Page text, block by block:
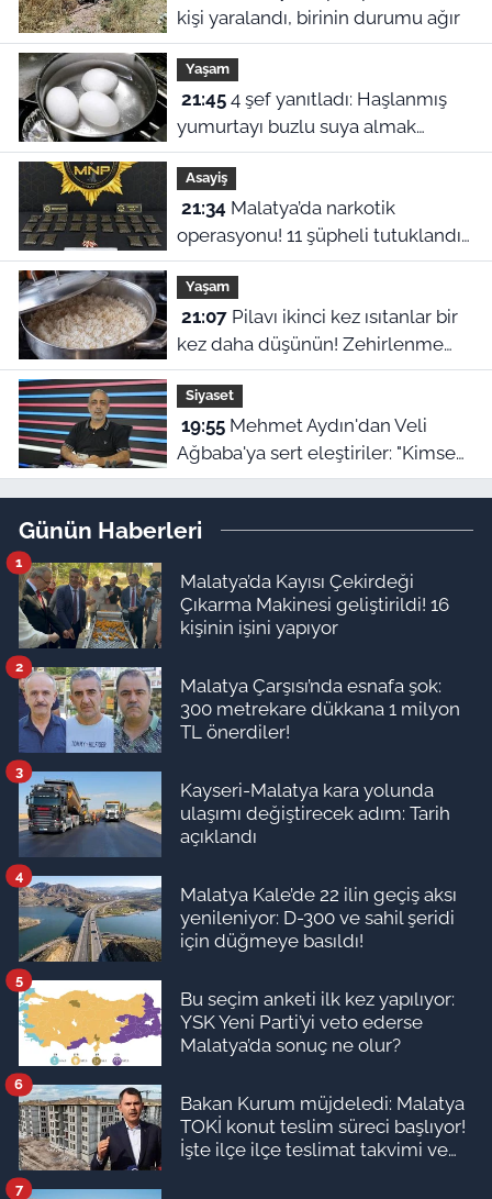
kişi yaralandı, birinin durumu ağır
Yaşam
21:454 şef yanıtladı: Haşlanmış
yumurtayı buzlu suya almak
neden şart?
Asayiş
21:34
operasyonu! 11 şüpheli tutuklandı,
uyuşturucu stoku ele geçirildi
Yaşam
21:07Pilavı ikinci kez ısıtanlar bir
kez daha düşünün! Zehirlenme
riski var
Siyaset
19:55Mehmet Aydın'dan Veli
Ağbaba'ya sert eleştiriler: "Kimse
hukukun üzerinde değil"
Günün Haberleri
Malatya’da Kayısı Çekirdeği
Çıkarma Makinesi geliştirildi! 16
kişinin işini yapıyor
1
Malatya Çarşısı’nda esnafa şok:
300 metrekare dükkana 1 milyon
TL önerdiler!
2
Kayseri-Malatya kara yolunda
ulaşımı değiştirecek adım: Tarih
açıklandı
3
Malatya Kale’de 22 ilin geçiş aksı
yenileniyor: D-300 ve sahil şeridi
için düğmeye basıldı!
4
Bu seçim anketi ilk kez yapılıyor:
YSK Yeni Parti’yi veto ederse
Malatya’da sonuç ne olur?
5
Bakan Kurum müjdeledi: Malatya
TOKİ konut teslim süreci başlıyor!
İşte ilçe ilçe teslimat takvimi ve
6
7